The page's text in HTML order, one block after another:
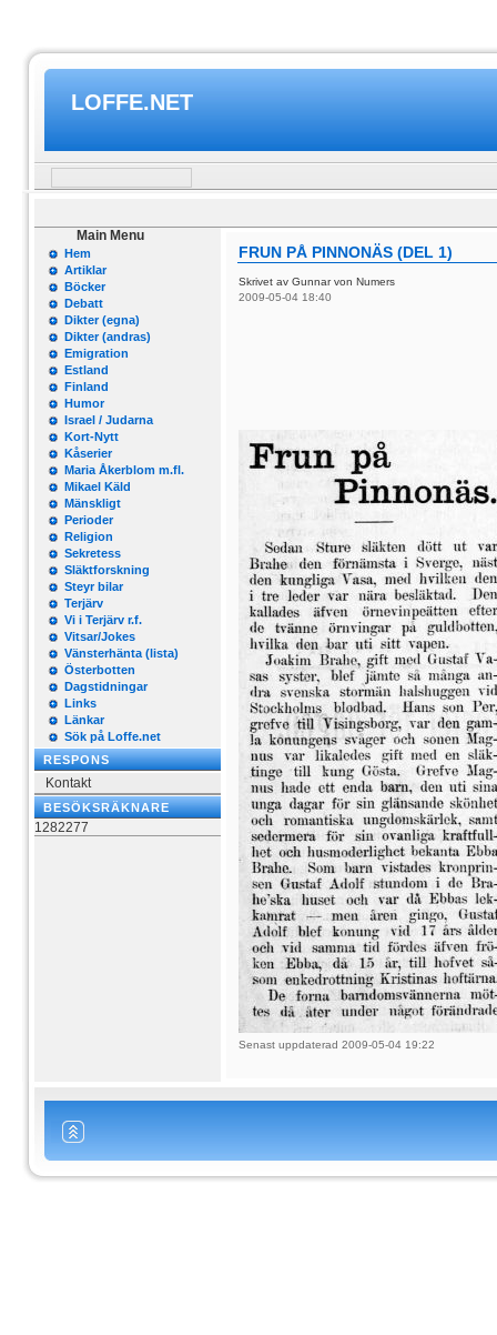
LOFFE.NET
Main Menu
Hem
Artiklar
Böcker
Debatt
Dikter (egna)
Dikter (andras)
Emigration
Estland
Finland
Humor
Israel / Judarna
Kort-Nytt
Kåserier
Maria Åkerblom m.fl.
Mikael Käld
Mänskligt
Perioder
Religion
Sekretess
Släktforskning
Steyr bilar
Terjärv
Vi i Terjärv r.f.
Vitsar/Jokes
Vänsterhänta (lista)
Österbotten
Dagstidningar
Links
Länkar
Sök på Loffe.net
RESPONS
Kontakt
BESÖKSRÄKNARE
1282277
FRUN PÅ PINNONÄS (DEL 1)
Skrivet av Gunnar von Numers
2009-05-04 18:40
Senast uppdaterad 2009-05-04 19:22